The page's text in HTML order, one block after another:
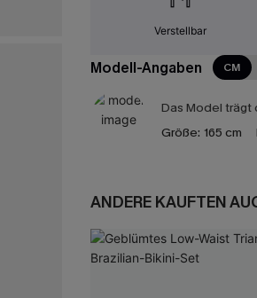
Verstellbar
Modell-Angaben CM
Das Model trägt
Größe: 165 cm
ANDERE KAUFTEN